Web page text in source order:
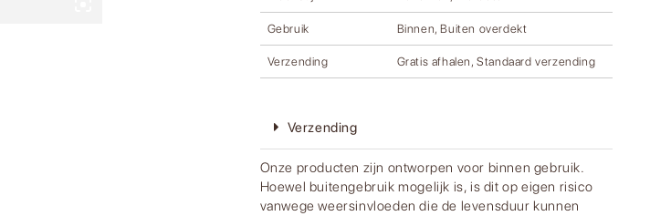
Gebruik Binnen, Buiten overdekt
Verzending Gratis afhalen, Standaard verzending
Verzending
Onze producten zijn ontworpen voor binnen gebruik.
Hoewel buitengebruik mogelijk is, is dit op eigen risico
vanwege weersinvloeden die de levensduur kunnen